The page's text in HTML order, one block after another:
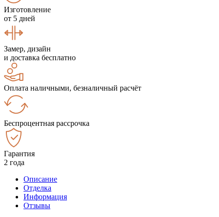
Изготовление
от 5 дней
Замер, дизайн
и доставка бесплатно
Оплата наличными, безналичный расчёт
Беспроцентная рассрочка
Гарантия
2 года
Описание
Отделка
Информация
Отзывы